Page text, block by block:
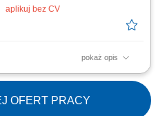
aplikuj bez CV
pokaż opis
wyników sprzedaży.
budżetu sprzedażowego.
zakupowych.
Współpraca z Zarządem
OFERT PRACY